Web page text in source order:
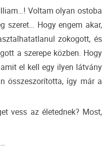
Voltam olyan ostoba
szeret… Hogy engem akar,
zokogott, és
a szerepe közben. Hogy
el kell egy ilyen látvány
összeszorította, így már a
vess az életednek? Most,